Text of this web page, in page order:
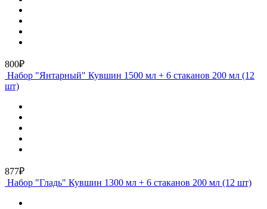
800₽
Набор "Янтарный" Кувшин 1500 мл + 6 стаканов 200 мл (12
шт)
877₽
Набор "Гладь" Кувшин 1300 мл + 6 стаканов 200 мл (12 шт)